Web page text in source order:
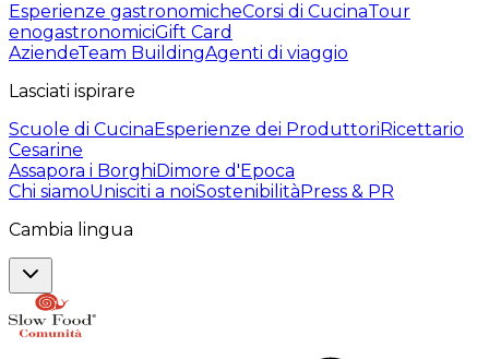
Esperienze gastronomicheCorsi di CucinaTour
enogastronomiciGift Card
AziendeTeam BuildingAgenti di viaggio
Lasciati ispirare
Scuole di CucinaEsperienze dei ProduttoriRicettario
Cesarine
Assapora i BorghiDimore d'Epoca
Chi siamoUnisciti a noiSostenibilitàPress & PR
Cambia lingua